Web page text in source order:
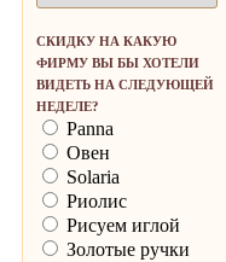
СКИДКУ НА КАКУЮ
ФИРМУ ВЫ БЫ ХОТЕЛИ
ВИДЕТЬ НА СЛЕДУЮЩЕЙ
НЕДЕЛЕ?
Panna
Овен
Solaria
Риолис
Рисуем иглой
Золотые ручки